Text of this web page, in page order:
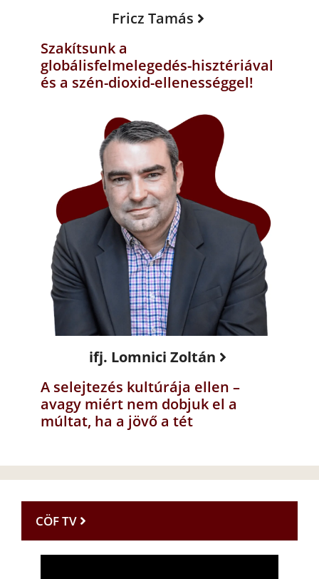
Fricz Tamás
Szakítsunk a
globálisfelmelegedés-hisztériával
és a szén-dioxid-ellenességgel!
ifj. Lomnici Zoltán
A selejtezés kultúrája ellen –
avagy miért nem dobjuk el a
múltat, ha a jövő a tét
CÖF TV